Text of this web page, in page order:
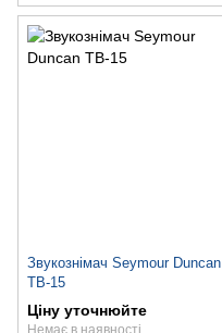
Звукознімач Seymour Duncan
TB-15
Ціну уточнюйте
Немає в наявності